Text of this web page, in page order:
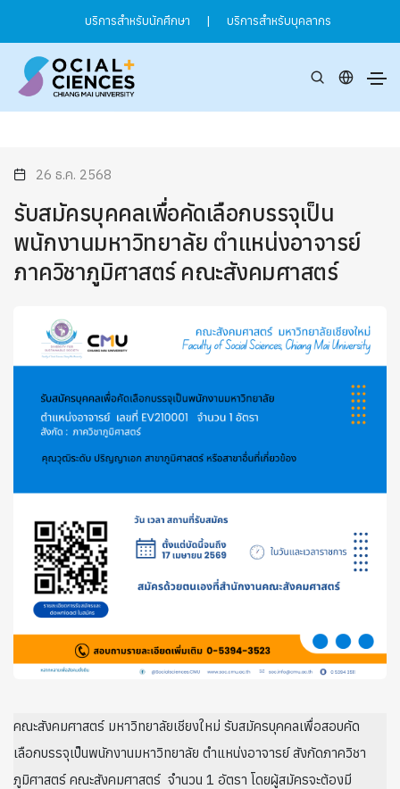
บริการสำหรับนักศึกษา | บริการสำหรับบุคลากร
26 ธ.ค. 2568
รับสมัครบุคคลเพื่อคัดเลือกบรรจุเป็น
พนักงานมหาวิทยาลัย ตำแหน่งอาจารย์
ภาควิชาภูมิศาสตร์ คณะสังคมศาสตร์
คณะสังคมศาสตร์ มหาวิทยาลัยเชียงใหม่ รับสมัครบุคคลเพื่อสอบคัด
เลือกบรรจุเป็นพนักงานมหาวิทยาลัย ตำแหน่งอาจารย์ สังกัดภาควิชา
ภูมิศาสตร์ คณะสังคมศาสตร์ จำนวน 1 อัตรา โดยผู้สมัครจะต้องมี